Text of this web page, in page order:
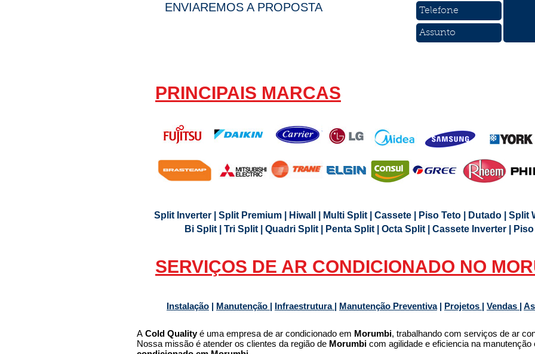
ENVIAREMOS A PROPOSTA
PRINCIPAIS MARCAS
Split Inverter | Split Premium | Hiwall | Multi Split | Cassete | Piso Teto | Dutado | Split
Bi Split | Tri Split | Quadri Split | Penta Split | Octa Split | Cassete Inverter |
SERVIÇOS DE AR CONDICIONADO NO
Instalação | Manutenção | Infraestrutura | Manutenção Preventiva| Projetos | Vendas |
A Cold Qualityé uma empresa de ar condicionado em Morumbi, trabalhando com serviços de ar
Nossa missão é atender os clientes da região de Morumbi com agilidade e eficiencia na